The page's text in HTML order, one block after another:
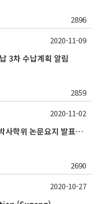
2896
3차 수납계획 알림
2859
2020-11-09
[내용추가] 2020학년도 2학기 박사학위 논문요지 발표회 안내
2690
2020-11-02
2020-10-27